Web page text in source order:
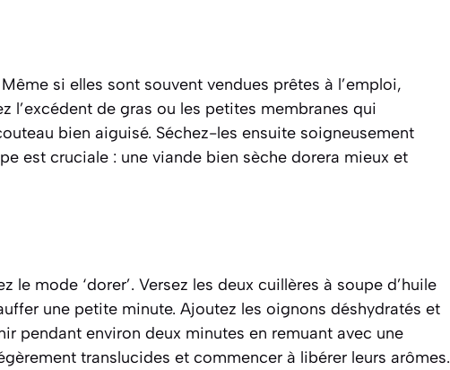
si elles sont souvent vendues prêtes à l’emploi,
l’excédent de gras ou les petites membranes qui
bien aiguisé. Séchez-les ensuite soigneusement
est cruciale : une viande bien sèche dorera mieux et
mode ‘dorer’. Versez les deux cuillères à soupe d’huile
une petite minute. Ajoutez les oignons déshydratés et
pendant environ deux minutes en remuant avec une
translucides et commencer à libérer leurs arômes.